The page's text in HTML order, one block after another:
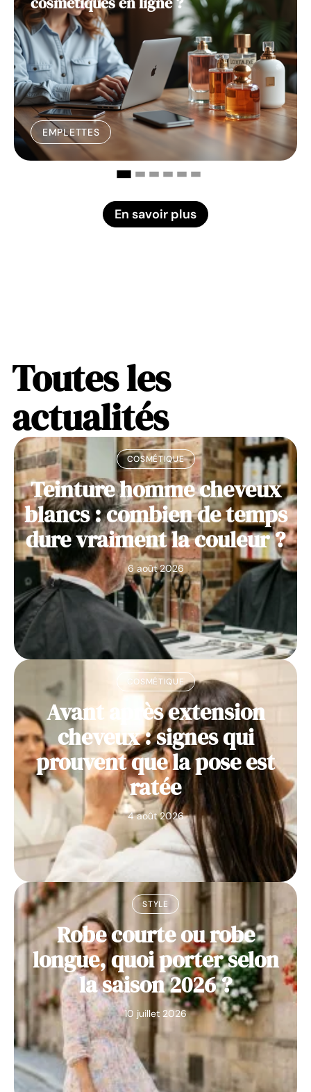
EMPLETTES
En savoir plus
Toutes les
actualités
COSMÉTIQUE
Teinture homme cheveux
blancs : combien de temps
dure vraiment la couleur ?
6 août 2026
COSMÉTIQUE
Avant après extension
cheveux : signes qui
prouvent que la pose est
ratée
4 août 2026
STYLE
Robe courte ou robe
longue, quoi porter selon
la saison 2026 ?
10 juillet 2026